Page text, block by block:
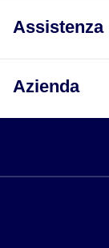
Assistenza
Azienda